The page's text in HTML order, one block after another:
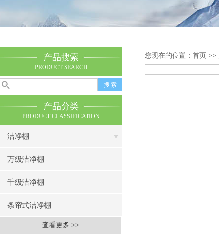
产品搜索
PRODUCT SEARCH
产品分类
PRODUCT CLASSIFICATION
洁净棚
万级洁净棚
千级洁净棚
条帘式洁净棚
查看更多 >>
您现在的位置： 首页 >>